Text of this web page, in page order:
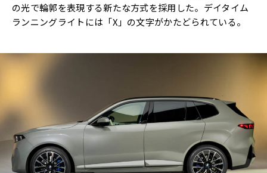
の光で輪郭を表現する新たな方式を採用した。デイタイム
ランニングライトには「X」の文字がかたどられている。